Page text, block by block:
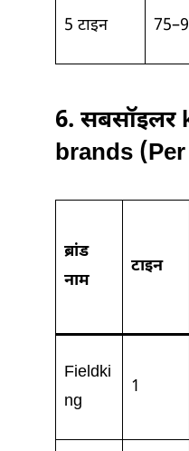
5 टाइन
6. सबसॉइलर
brands
ब्रांड
नाम
टाइन
Fieldki
ng
1